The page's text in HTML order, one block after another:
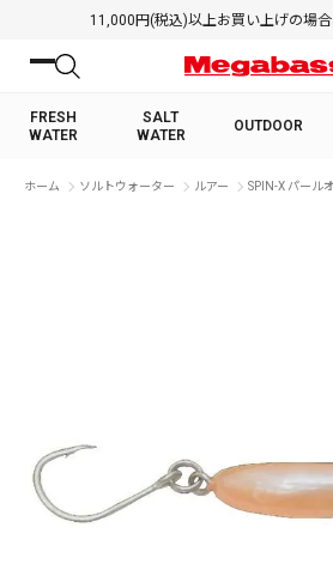
11,000円(税込)以上お買い上げの場合
FRESH
WATER
SALT
WATER
OUTDOOR
絞り込み検
FRESH WATER
ホーム ソルトウォーター ルアー SPIN-X パール